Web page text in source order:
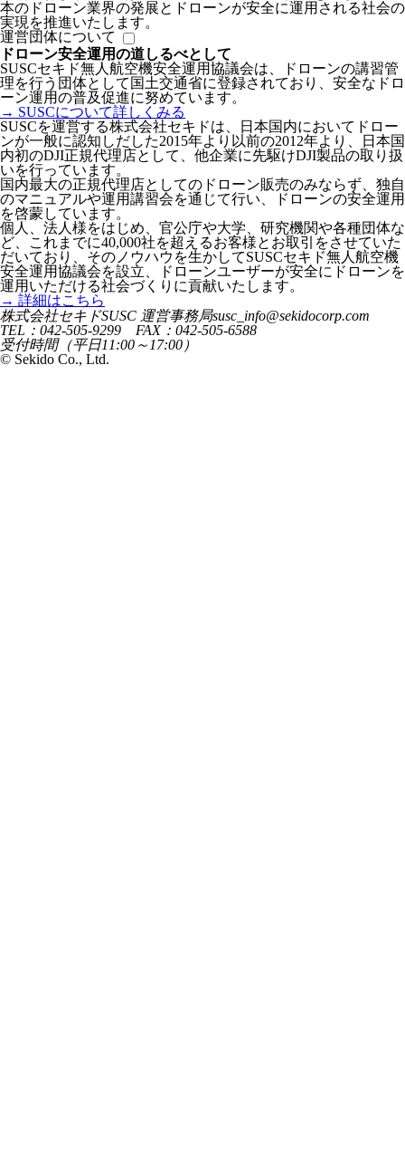
本のドローン業界の発展とドローンが安全に運用される社会の
実現を推進いたします。
運営団体について
ドローン安全運用の道しるべとして
SUSCセキド無人航空機安全運用協議会は、ドローンの講習管
理を行う団体として国土交通省に登録されており、安全なドロ
ーン運用の普及促進に努めています。
→ SUSCについて詳しくみる
SUSCを運営する株式会社セキドは、日本国内においてドロー
ンが一般に認知しだした2015年より以前の2012年より、日本国
内初のDJI正規代理店として、他企業に先駆けDJI製品の取り扱
いを行っています。
国内最大の正規代理店としてのドローン販売のみならず、独自
のマニュアルや運用講習会を通じて行い、ドローンの安全運用
を啓蒙しています。
個人、法人様をはじめ、官公庁や大学、研究機関や各種団体な
ど、これまでに40,000社を超えるお客様とお取引をさせていた
だいており、そのノウハウを生かしてSUSCセキド無人航空機
安全運用協議会を設立、ドローンユーザーが安全にドローンを
運用いただける社会づくりに貢献いたします。
→ 詳細はこちら
株式会社セキドSUSC 運営事務局susc_info@sekidocorp.com
TEL：042-505-9299 FAX：042-505-6588
受付時間（平日11:00～17:00）
© Sekido Co., Ltd.